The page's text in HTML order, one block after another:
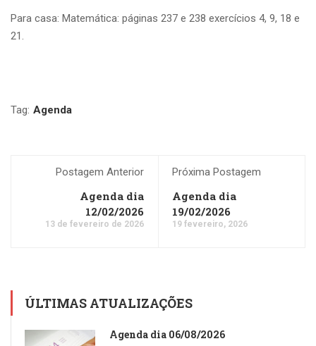
Para casa: Matemática: páginas 237 e 238 exercícios 4, 9, 18 e
21.
Tag: Agenda
Postagem Anterior
Agenda dia
12/02/2026
13 de fevereiro de 2026
Próxima Postagem
Agenda dia
19/02/2026
19 fevereiro, 2026
ÚLTIMAS ATUALIZAÇÕES
Agenda dia 06/08/2026